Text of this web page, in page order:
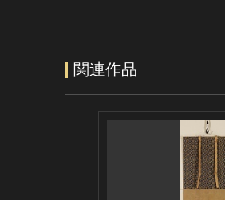
関連作品